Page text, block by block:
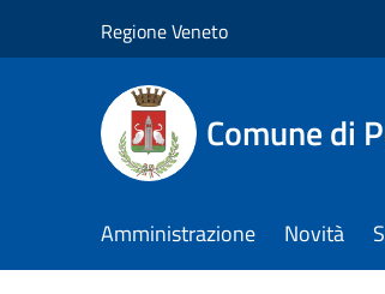
Regione Veneto
Comune di
Amministrazione Novità